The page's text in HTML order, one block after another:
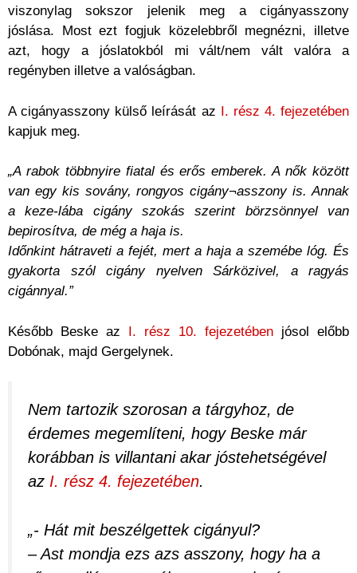
viszonylag sokszor jelenik meg a cigányasszony
jóslása. Most ezt fogjuk közelebbről megnézni, illetve
azt, hogy a jóslatokból mi vált/nem vált valóra a
regényben illetve a valóságban.
A cigányasszony külső leírását az I. rész 4. fejezetében
kapjuk meg.
„A rabok többnyire fiatal és erős emberek. A nők között
van egy kis sovány, rongyos cigány¬asszony is. Annak
a keze-lába cigány szokás szerint börzsönnyel van
bepirosítva, de még a haja is.
Időnkint hátraveti a fejét, mert a haja a szemébe lóg. És
gyakorta szól cigány nyelven Sárközivel, a ragyás
cigánnyal.”
Később Beske az I. rész 10. fejezetében jósol előbb
Dobónak, majd Gergelynek.
Nem tartozik szorosan a tárgyhoz, de
érdemes megemlíteni, hogy Beske már
korábban is villantani akar jóstehetségével
az I. rész 4. fejezetében.
„- Hát mit beszélgettek cigányul?
– Ast mondja ezs azs asszony, hogy ha a